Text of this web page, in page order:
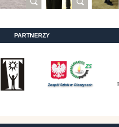
PARTNERZY